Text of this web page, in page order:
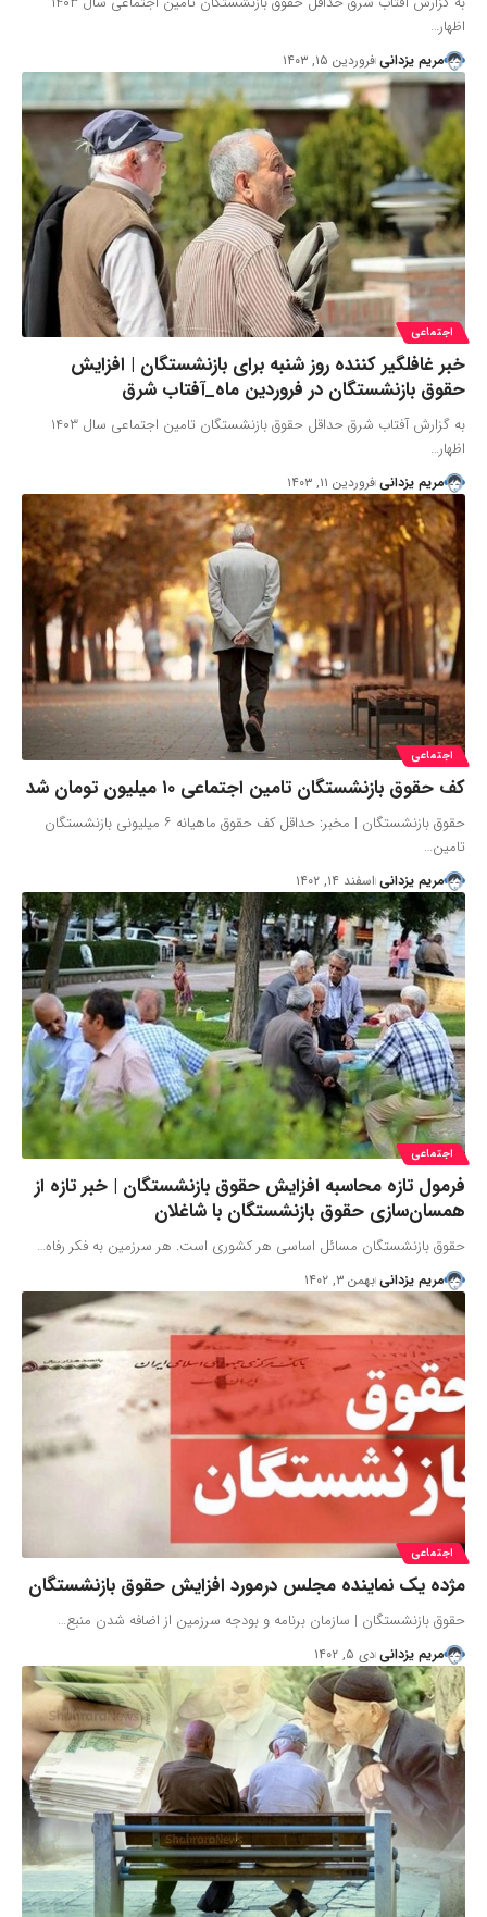
اظهار…
مریم یزدانی فروردین ۱۵, ۱۴۰۳
اجتماعی
خبر غافلگیر کننده روز شنبه برای بازنشستگان | افزایش
حقوق بازنشستگان در فروردین ماه_آفتاب شرق
به گزارش آفتاب شرق حداقل حقوق بازنشستگان تامین اجتماعی سال ۱۴۰۳
اظهار…
مریم یزدانی فروردین ۱۱, ۱۴۰۳
اجتماعی
کف حقوق بازنشستگان تامین اجتماعی ۱۰ میلیون تومان شد
حقوق بازنشستگان | مخبر: حداقل کف حقوق ماهیانه ۶ میلیونی بازنشستگان
تامین…
مریم یزدانی اسفند ۱۴, ۱۴۰۲
اجتماعی
فرمول تازه محاسبه افزایش حقوق بازنشستگان | خبر تازه از
همسان‌سازی حقوق بازنشستگان با شاغلان
حقوق بازنشستگان مسائل اساسی هر کشوری است. هر سرزمین به فکر رفاه…
مریم یزدانی بهمن ۳, ۱۴۰۲
اجتماعی
مژده یک نماینده مجلس درمورد افزایش حقوق بازنشستگان
حقوق بازنشستگان | سازمان برنامه و بودجه سرزمین از اضافه شدن منبع…
مریم یزدانی دی ۵, ۱۴۰۲